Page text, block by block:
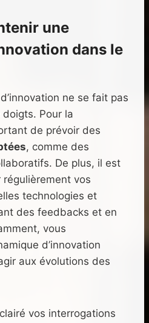
une
dans le
ne se fait pas
Pour la
de prévoir des
, comme des
De plus, il est
vos
technologies et
des feedbacks et en
vous
d’innovation
aux évolutions des
vos interrogations